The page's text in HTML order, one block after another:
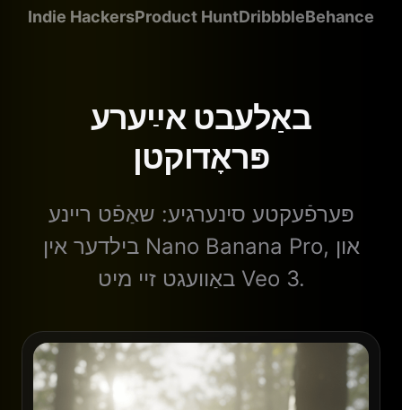
Indie HackersProduct HuntDribbbleBehance
באַלעבט אײַערע
פּראָדוקטן
פּערפֿעקטע סינערגיע: שאַפֿט ריינע
בילדער אין Nano Banana Pro, און
באַוועגט זיי מיט Veo 3.